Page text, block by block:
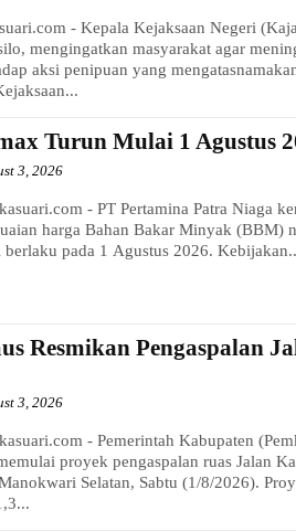
- Kepala Kejaksaan Negeri
mengingatkan masyarakat agar
aksi penipuan yang
Turun Mulai 1 Agustus
3, 2026
- PT Pertamina Patra Niaga
harga Bahan Bakar Minyak (BBM)
pada 1 Agustus 2026.
Resmikan Pengaspalan
3, 2026
- Pemerintah Kabupaten
proyek pengaspalan ruas Jalan
Selatan, Sabtu (1/8/2026).